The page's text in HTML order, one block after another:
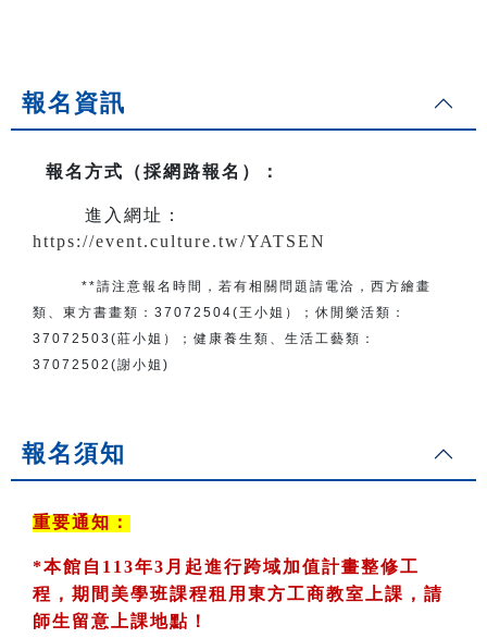
報名資訊
報名方式（採網路報名） ：
進入網址：
https://event.culture.tw/YATSEN
**請注意報名時間，若有相關問題 請電洽 ， 西方繪畫
類、東方書畫類： 37072504(王小姐） ； 休閒樂活類：
37072503(莊小姐）； 健康養生類、生活工藝類：
37072502(謝小姐)
報名須知
重要通知：
*本館自113年3月起進行跨域加值計畫整修工
程，期間美學班課程租用東方工商教室
上課，請
師生留意上課地點！